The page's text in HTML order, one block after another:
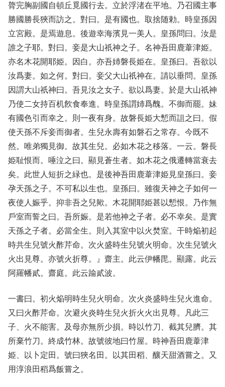
膂完胸副國自頓丘覓國行去。立於浮渚在平地。乃召國主事
勝國勝長狹而訪之。對曰。是有國也。取捨随勅。時皇孫因
立宮殿。是焉遊息。後遊幸海濱見一美人。皇孫問曰。汝是
誰之子耶。對曰。妾是大山祇神之子。名神吾田鹿葦津姫。
亦名木花開耶姫。因白。亦吾姉磐長姫在。皇孫曰。吾欲以
汝爲妻。如之何。對曰。妾父大山祇神在。請以垂問。皇孫
因謂大山祇神曰。吾見汝之女子。欲以爲妻。於是大山祇神
乃使二女持百机飮食奉進。時皇孫謂姉爲醜。不御而罷。妹
有國色引而幸之。則一夜有身。故磐長姫大慙而詛之曰。假
使天孫不斥妾而御者。生兒永壽有如磐石之常存。今既不
然。唯弟獨見御。故其生兒。必如木花之移落。一云。磐長
姫耻恨而。唾泣之曰。顯見蒼生者。如木花之俄遷轉當衰去
矣。此世人短折之緑也。是後神吾田鹿葦津姫見皇孫曰。妾
孕天孫之子。不可私以生也。皇孫曰。雖復天神之子如何一
夜使人娠乎。抑非吾之兒歟。木花開耶姫甚以慙恨。乃作無
戶室而誓之曰。吾所娠。是若他神之子者。必不幸矣。是實
天孫之子者。必當全生。則入其室中以火焚室。干時焔初起
時共生兒號火酢芹命。次火盛時生兒號火明命。次生兒號火
火出見尊。亦號火折尊。』齋主。此云伊幡毘。顯露。此云
阿羅幡貳。齋庭。此云踰貳波。
一書曰。初火焔明時生兒火明命。次火炎盛時生兒火進命。
又曰火酢芹命。次避火炎時生兒火折火火出見尊。凡此三
子、火不能害。及母亦無所少損。時以竹刀、截其兒臍。其
所棄竹刀。終成竹林。故號彼地曰竹屋。時神吾田鹿葦津
姫、以卜定田。號曰狹名田。以其田稻、釀天甜酒嘗之。又
用淳浪田稻爲飯嘗之。